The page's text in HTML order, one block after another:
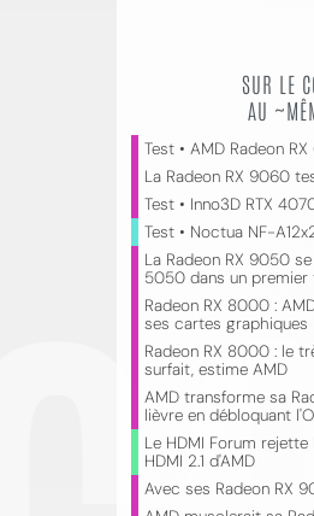
SUR LE
AU
Test • AMD Radeon
La Radeon RX 9060
Test • Inno3D RTX
Test • Noctua NF-
La Radeon RX 9050
5050 dans un premier
Radeon RX 8000 :
ses cartes graphiques
Radeon RX 8000 : le
surfait, estime AMD
AMD transforme sa
lièvre en débloquant
Le HDMI Forum
HDMI 2.1 d'AMD
Avec ses Radeon RX